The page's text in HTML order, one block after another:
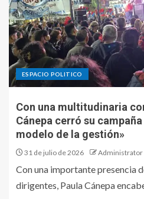
ESPACIO POLITICO
Con una multitudinaria
Cánepa cerró su
modelo de la gestión»
31 de julio de 2026 Administrator
Con una importante presencia
dirigentes, Paula Cánepa